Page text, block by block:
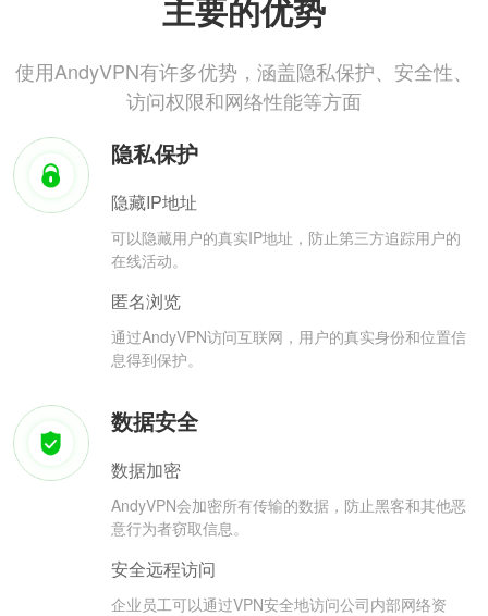
主要的优势
使用AndyVPN有许多优势，涵盖隐私保护、安全性、
访问权限和网络性能等方面
隐私保护
隐藏IP地址
可以隐藏用户的真实IP地址，防止第三方追踪用户的
在线活动。
匿名浏览
通过AndyVPN访问互联网，用户的真实身份和位置信
息得到保护。
数据安全
数据加密
AndyVPN会加密所有传输的数据，防止黑客和其他恶
意行为者窃取信息。
安全远程访问
企业员工可以通过VPN安全地访问公司内部网络资